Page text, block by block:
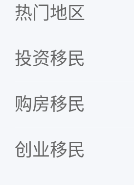
热门地区
投资移民
购房移民
创业移民